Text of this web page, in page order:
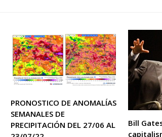
PRONOSTICO DE ANOMALÍAS
SEMANALES DE
PRECIPITACIÓN DEL 27/06 AL
Bill